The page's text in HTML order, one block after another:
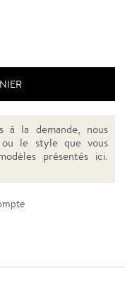
à la demande, nous
ou le style que vous
présentés ici.